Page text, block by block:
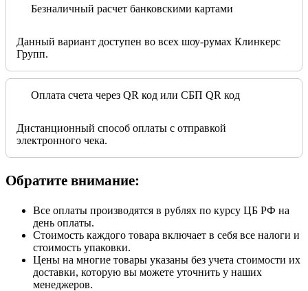
Безналичный расчет банковскими картами
Данный вариант доступен во всех шоу-румах Клинкерс
Групп.
Оплата счета через QR код или СБП QR код
Дистанционный способ оплаты с отправкой
электронного чека.
Обратите внимание:
Все оплаты производятся в рублях по курсу ЦБ РФ на
день оплаты.
Стоимость каждого товара включает в себя все налоги и
стоимость упаковки.
Цены на многие товары указаны без учета стоимости их
доставки, которую вы можете уточнить у наших
менеджеров.